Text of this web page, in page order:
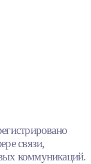
связи,
коммуникаций.